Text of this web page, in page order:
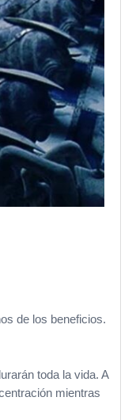
de los beneficios.
toda la vida. A
mientras